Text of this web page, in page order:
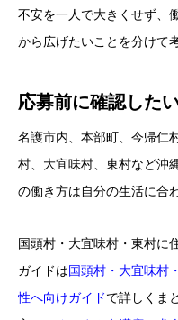
不安を一人で大きくせず、
から広げたいことを分けて
応募前に確認した
名護市内、本部町、今帰仁
村、大宜味村、東村など沖
の働き方は自分の生活に合
国頭村・大宜味村・東村に
ガイドは国頭村・大宜味村
性へ向けガイドで詳しくま